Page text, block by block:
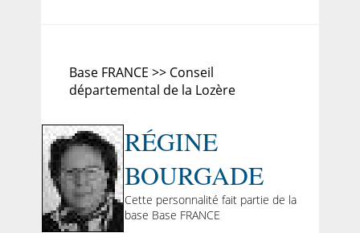
Base FRANCE >> Conseil
départemental de la Lozère
RÉGINE
BOURGADE
Cette personnalité fait partie de la
base Base FRANCE